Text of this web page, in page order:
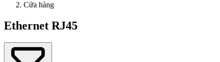
Cửa hàng
Ethernet RJ45